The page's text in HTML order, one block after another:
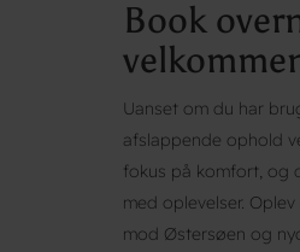
Book
Uanset om du har
afslappende ophold
fokus på komfort, og
med oplevelser.
mod Østersøen og